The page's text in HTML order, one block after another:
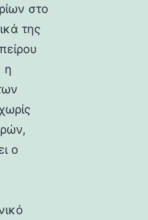
στο
της
η
ο